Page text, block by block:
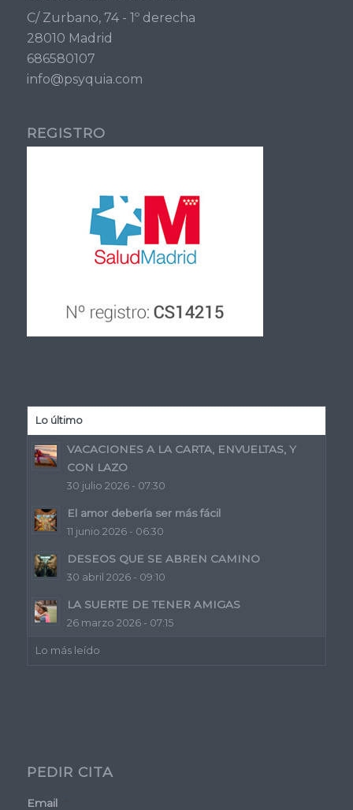
C/ Zurbano, 74 - 1º derecha
28010 Madrid
686580107
info@psyquia.com
REGISTRO
Lo último
VACACIONES A LA CARTA, ENVUELTAS, Y
CON LAZO
30 julio 2026 - 07:30
El amor debería ser más fácil
11 junio 2026 - 06:30
DESEOS QUE SE ABREN CAMINO
30 abril 2026 - 09:10
LA SUERTE DE TENER AMIGAS
26 marzo 2026 - 07:15
Lo más leído
PEDIR CITA
Email